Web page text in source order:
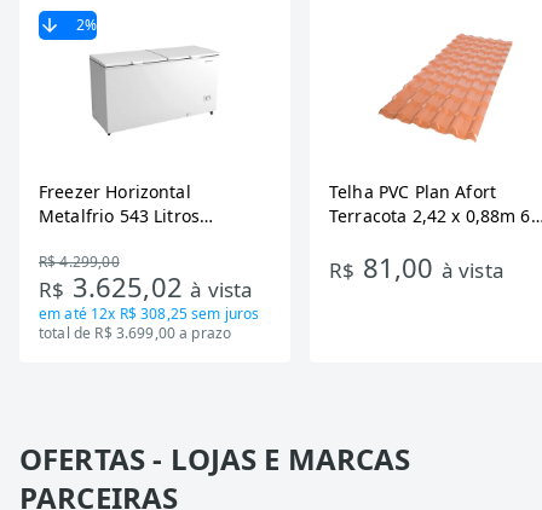
2%
Freezer Horizontal
Metalfrio 543 Litros
Tecnologia Inverter, Branco,
Bivolt
R$ 4.299,00
R$ 3.625,02à vista
em até 12x R$ 308,25sem juros
total de R$ 3.699,00 a prazo
Telha PVC Plan Afort
Terracota 2,42 x 0,88m 6
R$ 81,00 à vista
OFERTAS - LOJAS E MARCAS
PARCEIRAS